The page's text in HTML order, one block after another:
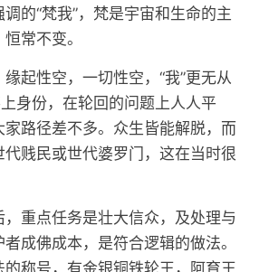
的“梵我”，梵是宇宙和生命的主
常不变。
起性空，一切性空，“我”更无从
身份，在轮回的问题上人人平
路径差不多。众生皆能解脱，而
贱民或世代婆罗门，这在当时很
重点任务是壮大信众，及处理与
成佛成本，是符合逻辑的做法。
称号，有金银铜铁轮王，阿育王